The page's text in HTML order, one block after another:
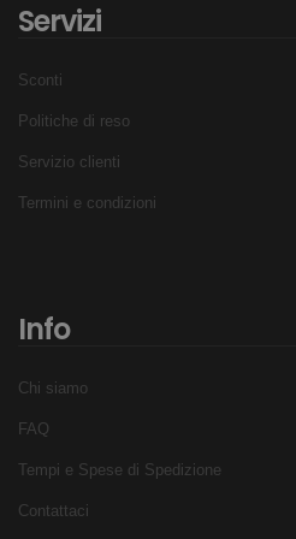
Servizi
Sconti
Politiche di reso
Servizio clienti
Termini e condizioni
Info
Chi siamo
FAQ
Tempi e Spese di Spedizione
Contattaci